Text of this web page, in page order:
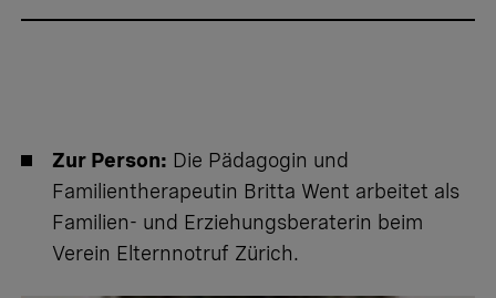
Zur Person: Die Pädagogin und
Familientherapeutin Britta Went arbeitet als
Familien- und Erziehungsberaterin beim
Verein Elternnotruf Zürich.